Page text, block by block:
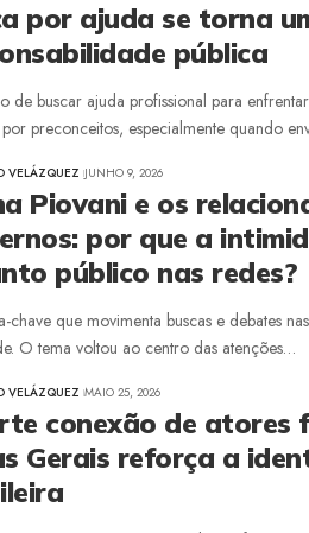
por ajuda se torna
pública
de buscar ajuda profissional para
preconceitos, especialmente quando
VELÁZQUEZ JUNHO 9, 2026
Piovani e os
por que a
público nas redes?
chave que movimenta buscas e debates
O tema voltou ao centro das atenções…
VELÁZQUEZ MAIO 25, 2026
conexão de atores
Gerais reforça a